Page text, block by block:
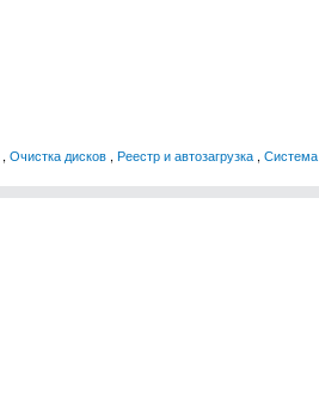
, Очистка дисков , Реестр и автозагрузка , Система